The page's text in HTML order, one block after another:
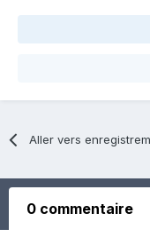
Aller vers
0 commentaire